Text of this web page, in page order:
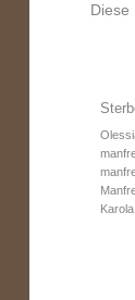
Diese